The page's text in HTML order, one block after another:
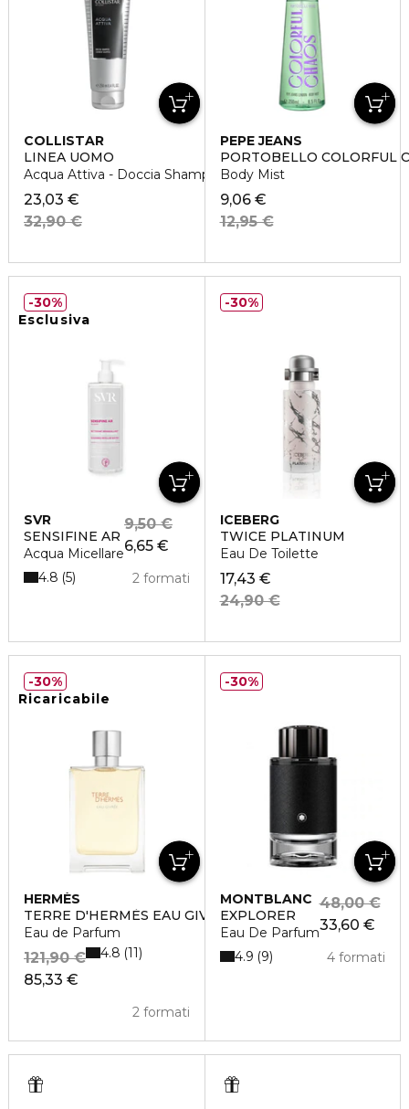
COLLISTAR
LINEA UOMO
Acqua Attiva - Doccia Shampoo
23,03 €
32,90 €
PEPE JEANS
PORTOBELLO COLORFUL
Body Mist
9,06 €
12,95 €
Esclusiva
SVR
SENSIFINE AR
Acqua Micellare6,65 €
9,50 €
2 formati
4.8 5
30%
ICEBERG
TWICE PLATINUM
Eau De Toilette
17,43 €
24,90 €
30%
Ricaricabile
HERMÈS
TERRE D'HERMÈS EAU GIVRÉE
Eau de Parfum
85,33 €
121,90 €
2 formati
4.8 11
30%
MONTBLANC
EXPLORER
Eau De Parfum33,60 €
48,00 €
4 formati
4.9 9
30%